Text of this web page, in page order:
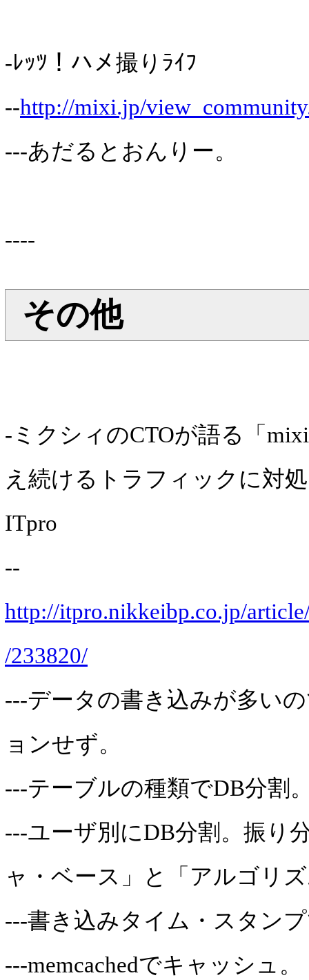
-ﾚｯﾂ！ハメ撮りﾗｲﾌ
--http://mixi.jp/
---あだるとおんりー。
----
その他
-ミクシィのCTOが語る「
え続けるトラフィックに対
ITpro
--
http://itpro.nikkeibp.co.jp/
/233820/
---データの書き込みが多い
ョンせず。
---テーブルの種類でDB分割
---ユーザ別にDB分割。振り
ャ・ベース」と「アルゴリ
---書き込みタイム・スタン
---memcachedでキャッシュ。